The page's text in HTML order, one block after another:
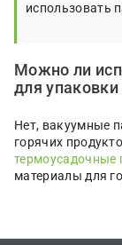
использовать
Можно ли
для упаковки
Нет, вакуумные
горячих
термоусадочные
материалы для